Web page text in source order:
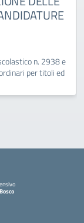
n. 2938 e
per titoli ed